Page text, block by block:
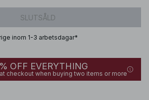
SLUTSÅLD
inom 1-3 arbetsdagar*
OFF EVERYTHING
checkout when buying two items or more